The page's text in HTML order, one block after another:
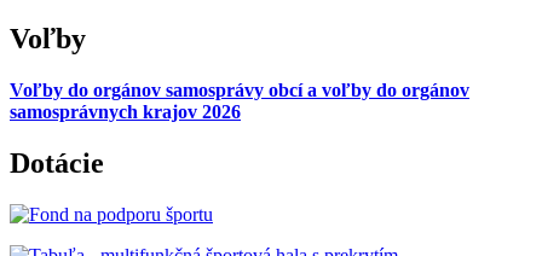
Voľby
Voľby do orgánov samosprávy obcí a voľby do orgánov
samosprávnych krajov 2026
Dotácie